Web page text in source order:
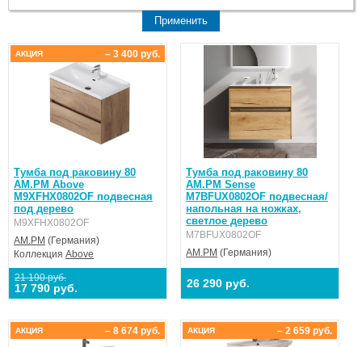
Тумба под раковину 80
AM.PM Above
M9XFHX0802OF подвесная
под дерево
M9XFHX0802OF
AM.PM (Германия)
Коллекция Above
21 190 руб.
17 790 руб.
– 3 400 руб.
АКЦИЯ
Тумба под раковину 80
AM.PM Sense
M7BFUX0802OF подвесная/
напольная на ножках,
светлое дерево
M7BFUX0802OF
AM.PM (Германия)
26 290 руб.
– 8 674 руб.
АКЦИЯ – 2 659 руб.
АКЦИЯ